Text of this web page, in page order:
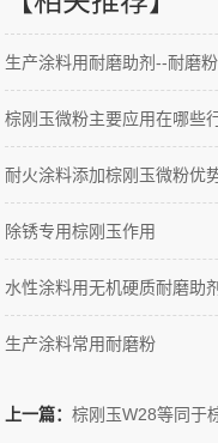
生产涂料用耐磨助剂--耐磨粉
棕刚玉微粉主要应用在哪些
耐火涂料添加棕刚玉微粉优
除锈专用棕刚玉作用
水性涂料用无机硬质耐磨助
生产涂料常用耐磨粉
上一篇： 棕刚玉W28等同于